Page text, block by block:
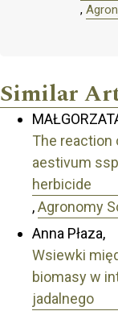
,
Similar
The
aestivum
herbicide
,Agronomy
Anna Płaza,
Wsiewki
biomasy w
jadalnego